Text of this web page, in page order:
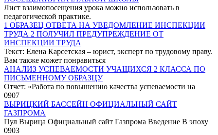
Лист взаимопосещения урока можно использовать в
педагогической практике.
1 ОБРАЗЕЦ ОТВЕТА НА УВЕДОМЛЕНИЕ ИНСПЕКЦИИ
ТРУДА 2 ПОЛУЧИЛ ПРЕДУПРЕЖДЕНИЕ ОТ
ИНСПЕКЦИИ ТРУДА
Текст: Елена Карсетская – юрист, эксперт по трудовому праву.
Вам также может понравиться
АНАЛИЗ УСПЕВАЕМОСТИ УЧАЩИХСЯ 2 КЛАССА ПО
ПИСЬМЕННОМУ ОБРАЗЦУ
Отчет: «Работа по повышению качества успеваемости на
0907
ВЫРИЦКИЙ БАССЕЙН ОФИЦИАЛЬНЫЙ САЙТ
ГАЗПРОМА
Пул Вырица Официальный сайт Газпрома Введение В эпоху
0903